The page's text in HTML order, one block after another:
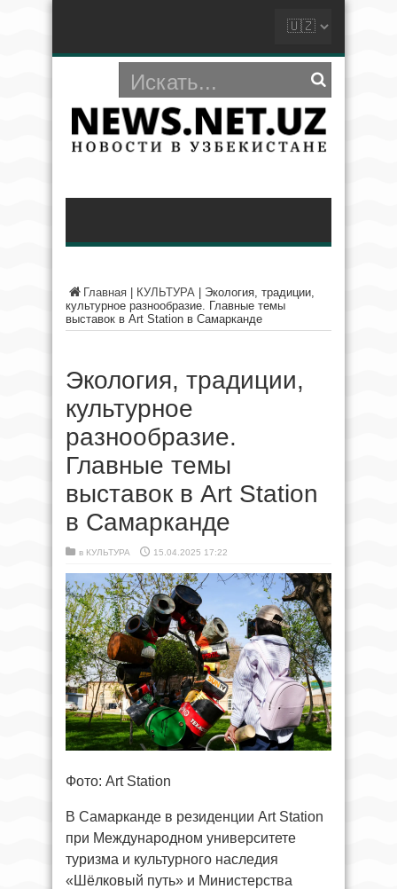
Главная КУЛЬТУРА
Экология, традиции,
культурное разнообразие. Главные темы
выставок в Art Station в Самарканде
Экология, традиции,
культурное
разнообразие.
Главные темы
выставок в Art Station
в Самарканде
в КУЛЬТУРА 15.04.2025 17:22
Фото: Art Station
В Самарканде в резиденции Art Station
при Международном университете
туризма и культурного наследия
«Шёлковый путь» и Министерства